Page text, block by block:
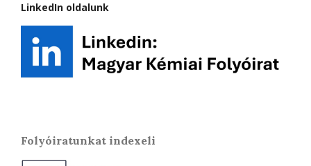
LinkedIn oldalunk
Folyóiratunkat indexeli